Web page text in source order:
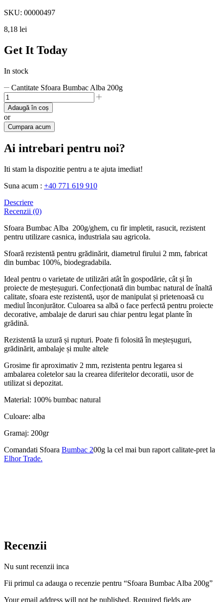
SKU: 00000497
8,18 lei
Get It Today
In stock
Cantitate Sfoara Bumbac Alba 200g
Adaugă în coș
or
Cumpara acum
Ai intrebari pentru noi?
Iti stam la dispozitie pentru a te ajuta imediat!
Suna acum : +40 771 619 910
Descriere
Recenzii (0)
Sfoara Bumbac Alba 200g/ghem, cu fir impletit, rasucit, rezistent
pentru utilizare casnica, industriala sau agricola.
Sfoară rezistentă pentru grădinărit, diametrul firului 2 mm, fabricat
din bumbac 100%, biodegradabila.
Ideal pentru o varietate de utilizări atât în gospodărie, cât și în
proiecte de meșteșuguri. Confecționată din bumbac natural de înaltă
calitate, sfoara este rezistentă, ușor de manipulat și prietenoasă cu
mediul înconjurător. Culoarea sa albă o face perfectă pentru proiecte
decorative, ambalaje de daruri sau chiar pentru legat plante în
grădină.
Rezistentă la uzură și rupturi. Poate fi folosită în meșteșuguri,
grădinărit, ambalaje și multe altele
Grosime fir aproximativ 2 mm, rezistenta pentru legarea si
ambalarea coletelor sau la crearea diferitelor decoratii, usor de
utilizat si depozitat.
Material: 100% bumbac natural
Culoare: alba
Gramaj: 200gr
Comandati Sfoara Bumbac 200g la cel mai bun raport calitate-pret la
Elhor Trade.
Recenzii
Nu sunt recenzii inca
Fii primul ca adauga o recenzie pentru “Sfoara Bumbac Alba 200g”
Your email address will not be published. Required fields are